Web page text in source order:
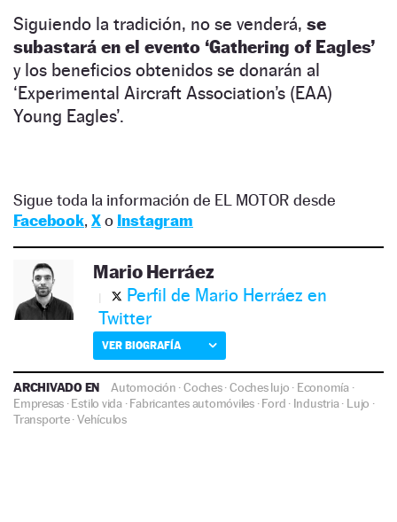
Siguiendo la tradición, no se venderá, se
subastará en el evento ‘Gathering of Eagles’
y los beneficios obtenidos se donarán al
‘Experimental Aircraft Association’s (EAA)
Young Eagles’.
Sigue toda la información de EL MOTOR desde
Facebook, Xo Instagram
Mario Herráez
Perfil de Mario Herráez en
Twitter
VER BIOGRAFÍA
ARCHIVADO EN Automoción ·Coches·Coches lujo · Economía·
Empresas ·Estilo vida·Fabricantes automóviles ·Ford · Industria· Lujo ·
Transporte·Vehículos